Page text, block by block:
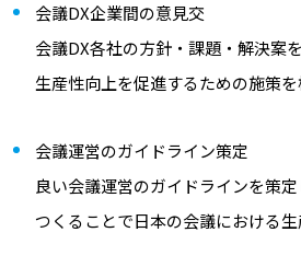
会議DX企業間の意見交
会議DX各社の方針・課題・解決案
生産性向上を促進するための施策を
会議運営のガイドライン策定
良い会議運営のガイドラインを策
つくることで日本の会議における生